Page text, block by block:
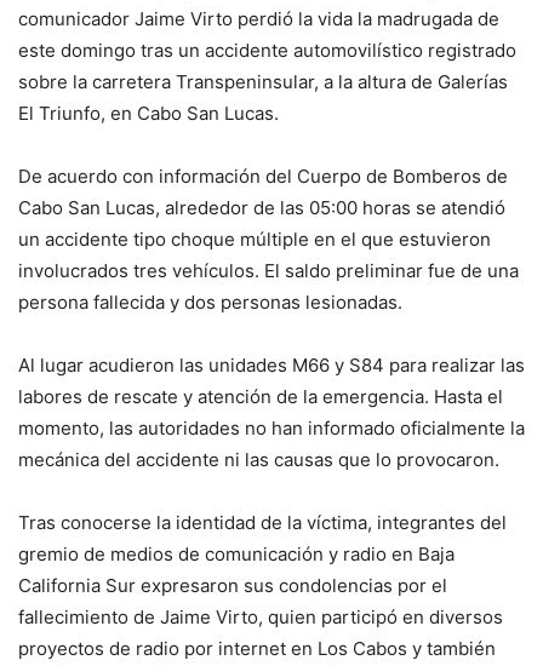
comunicador Jaime Virto perdió la vida la madrugada de
este domingo tras un accidente automovilístico registrado
sobre la carretera Transpeninsular, a la altura de Galerías
El Triunfo, en Cabo San Lucas.
De acuerdo con información del Cuerpo de Bomberos de
Cabo San Lucas, alrededor de las 05:00 horas se atendió
un accidente tipo choque múltiple en el que estuvieron
involucrados tres vehículos. El saldo preliminar fue de una
persona fallecida y dos personas lesionadas.
Al lugar acudieron las unidades M66 y S84 para realizar las
labores de rescate y atención de la emergencia. Hasta el
momento, las autoridades no han informado oficialmente la
mecánica del accidente ni las causas que lo provocaron.
Tras conocerse la identidad de la víctima, integrantes del
gremio de medios de comunicación y radio en Baja
California Sur expresaron sus condolencias por el
fallecimiento de Jaime Virto, quien participó en diversos
proyectos de radio por internet en Los Cabos y también